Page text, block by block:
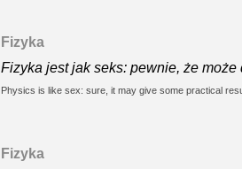
Fizyka
Fizyka jest jak seks: pewnie, że
Physics is like sex: sure, it may give some practical
Fizyka